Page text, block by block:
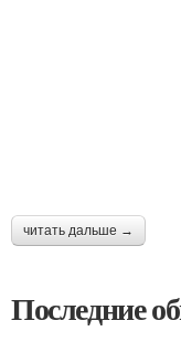
читать дальше →
Последние